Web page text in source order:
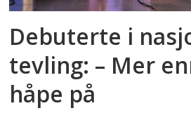
Debuterte i
tevling: – Mer
håpe på